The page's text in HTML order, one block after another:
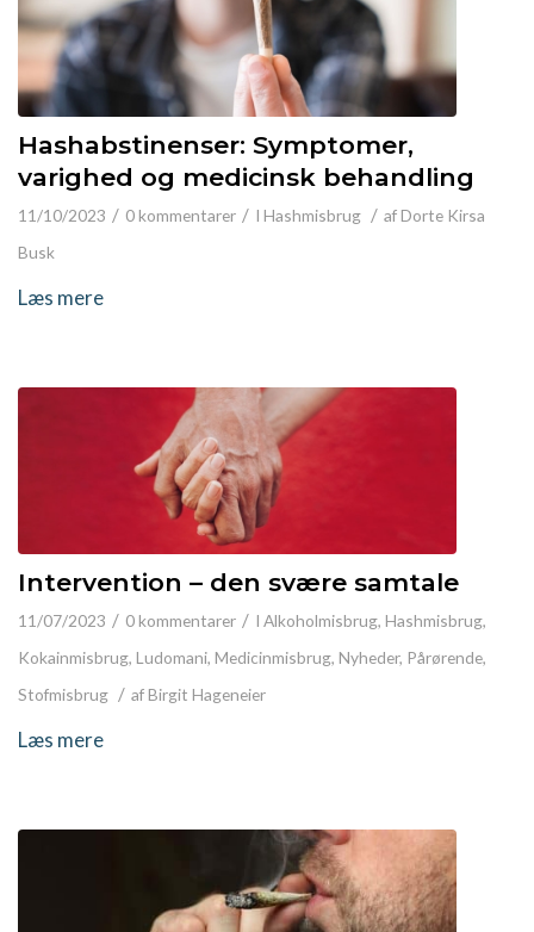
Hashabstinenser: Symptomer,
varighed og medicinsk behandling
11/10/2023 / 0 kommentarer / I Hashmisbrug / af Dorte Kirsa
Busk
Læs mere
Intervention – den svære samtale
11/07/2023 / 0 kommentarer / I Alkoholmisbrug, Hashmisbrug,
Kokainmisbrug, Ludomani, Medicinmisbrug, Nyheder, Pårørende,
Stofmisbrug / af Birgit Hageneier
Læs mere